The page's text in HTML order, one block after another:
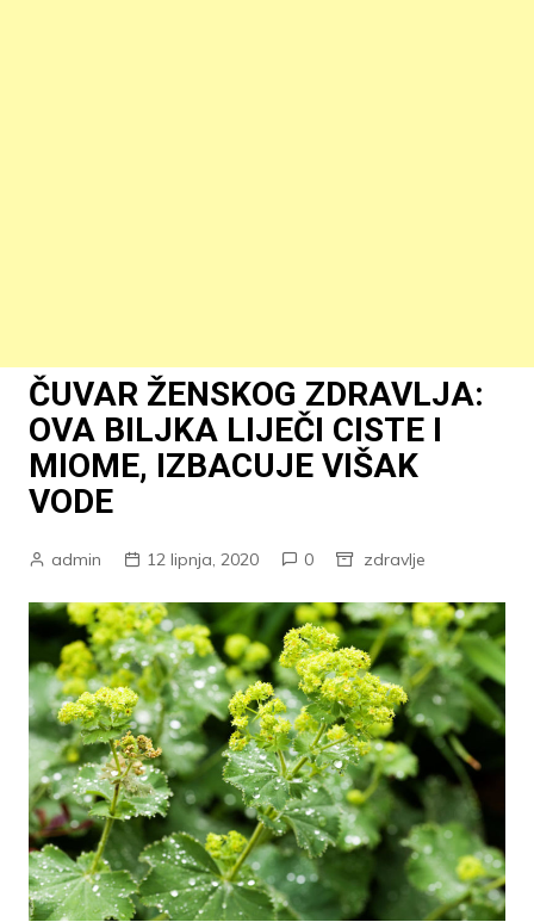
ČUVAR ŽENSKOG ZDRAVLJA:
OVA BILJKA LIJEČI CISTE I
MIOME, IZBACUJE VIŠAK
VODE
admin 12 lipnja, 2020 0 zdravlje